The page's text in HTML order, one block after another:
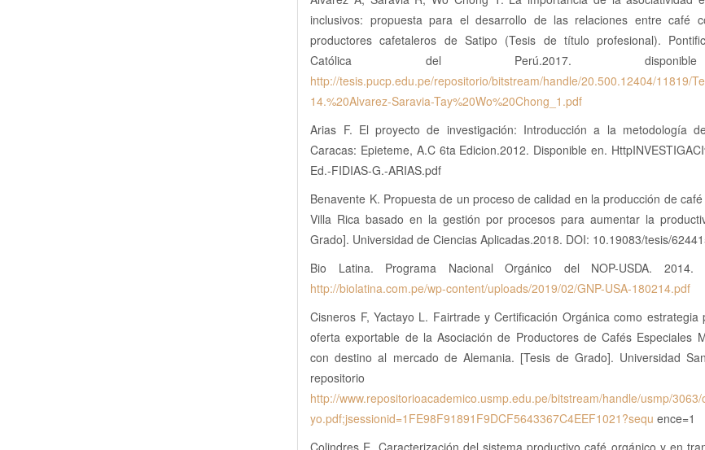
inclusivos: propuesta para el desarrollo de las relaciones entre café
productores cafetaleros de Satipo (Tesis de título profesional).
Católica del Perú.2017.
http://tesis.pucp.edu.pe/repositorio/bitstream/handle/20.500.12404/11819/
14.%20Alvarez-Saravia-Tay%20Wo%20Chong_1.pdf
Arias F. El proyecto de investigación: Introducción a la metodología
Caracas: Epieteme, A.C 6ta Edicion.2012. Disponible en.
Ed.-FIDIAS-G.-ARIAS.pdf
Benavente K. Propuesta de un proceso de calidad en la producción de
Villa Rica basado en la gestión por procesos para aumentar la
Grado]. Universidad de Ciencias Aplicadas.2018. DOI: 10.19083/tesis/
Bio Latina. Programa Nacional Orgánico del NOP-USDA. 2014.
http://biolatina.com.pe/wp-content/uploads/2019/02/GNP-USA-180214.pdf
Cisneros F, Yactayo L. Fairtrade y Certificación Orgánica como estrategia
oferta exportable de la Asociación de Productores de Cafés Especiales
con destino al mercado de Alemania. [Tesis de Grado]. Universidad
repositorio
http://www.repositorioacademico.usmp.edu.pe/bitstream/handle/usmp/
yo.pdf;jsessionid=1FE98F91891F9DCF5643367C4EEF1021?sequ ence=1